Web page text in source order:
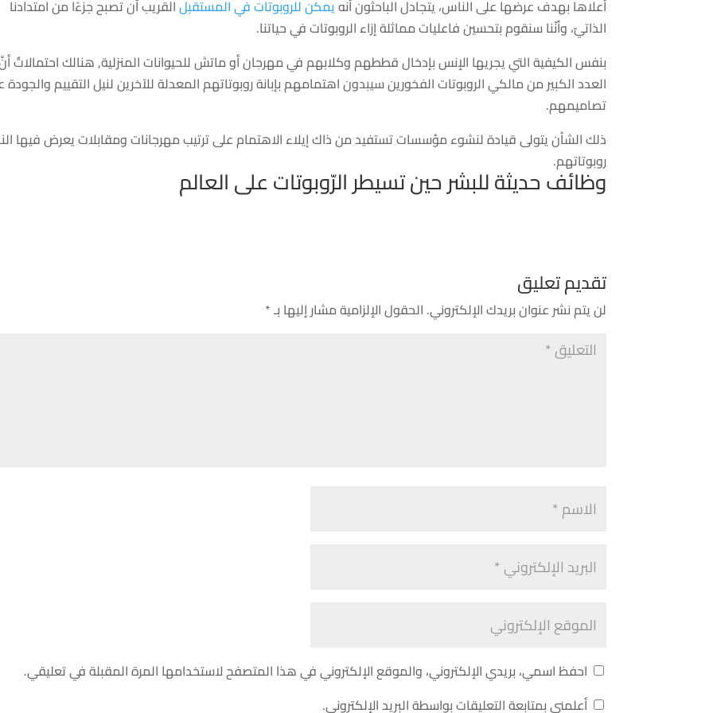
أعلاها بهدف عرضها على الناس، يتجادل الباحثون أنهيمكن للروبوتات في المستقبلالقريب أن تصبح جزءًا من امتدادنا
الذاتيّ، وأنّنا سنقوم بتحسين فاعليات مماثلة إزاء الروبوتات في حياتنا.
بنفس الكيفية التي يجريها الإنس بإدخال قططهم وكلابهم في مهرجان أو ماتش للحيوانات المنزلية, هنالك احتمالاتٌ
العدد الكبير من مالكي الروبوتات الفخورين سيبدون اهتمامهم بإبانة روبوتاتهم المعدلة للآخرين لنيل التقييم والجودة
تصاميمهم.
ذلك الشأن يتولى قيادة لنشوء مؤسسات تستفيد من ذاك إيلاء الاهتمام على ترتيب مهرجانات ومقابلات يعرض فيها
روبوتاتهم.
وظائف حديثة للبشر حين تسيطر الرّوبوتات على العالم
تقديم تعليق
لن يتم نشر عنوان بريدك الإلكتروني. الحقول الإلزامية مشار إليها بـ*
احفظ اسمي، بريدي الإلكتروني، والموقع الإلكتروني في هذا المتصفح لاستخدامها المرة المقبلة في تعليقي.
أعلمني بمتابعة التعليقات بواسطة البريد الإلكتروني.